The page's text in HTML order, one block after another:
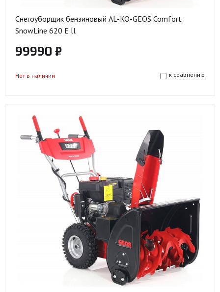
Снегоуборщик бензиновый AL-KO-GEOS Comfort
SnowLine 620 E ll
99990 ₽
к сравнению
Нет в наличии